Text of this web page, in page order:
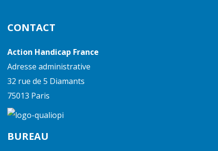
CONTACT
Action Handicap France
Adresse administrative
32 rue de 5 Diamants
75013 Paris
BUREAU